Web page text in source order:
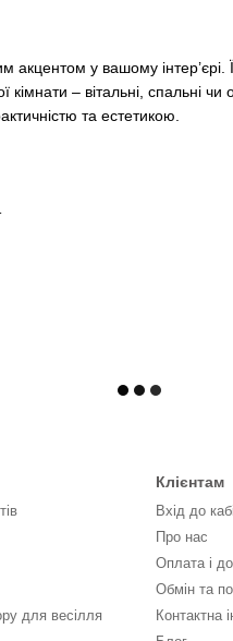
акцентом у вашому інтер’єрі.
кімнати – вітальні, спальні чи
та естетикою.
для весілля
Клієнтам
Вхід до
Про нас
Оплата і
Обмін та
Контактна